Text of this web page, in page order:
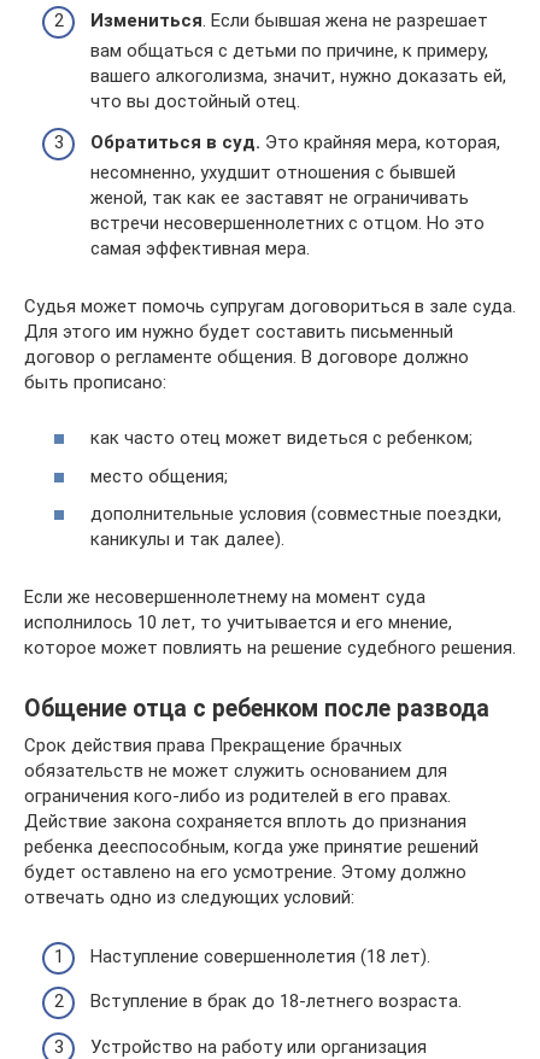
Измениться. Если бывшая жена не разрешает
вам общаться с детьми по причине, к примеру,
вашего алкоголизма, значит, нужно доказать ей,
что вы достойный отец.
Обратиться в суд. Это крайняя мера, которая,
несомненно, ухудшит отношения с бывшей
женой, так как ее заставят не ограничивать
встречи несовершеннолетних с отцом. Но это
самая эффективная мера.
Судья может помочь супругам договориться в зале суда.
Для этого им нужно будет составить письменный
договор о регламенте общения. В договоре должно
быть прописано:
как часто отец может видеться с ребенком;
место общения;
дополнительные условия (совместные поездки,
каникулы и так далее).
Если же несовершеннолетнему на момент суда
исполнилось 10 лет, то учитывается и его мнение,
которое может повлиять на решение судебного решения.
Общение отца с ребенком после развода
Срок действия права Прекращение брачных
обязательств не может служить основанием для
ограничения кого-либо из родителей в его правах.
Действие закона сохраняется вплоть до признания
ребенка дееспособным, когда уже принятие решений
будет оставлено на его усмотрение. Этому должно
отвечать одно из следующих условий:
Наступление совершеннолетия (18 лет).
Вступление в брак до 18-летнего возраста.
Устройство на работу или организация